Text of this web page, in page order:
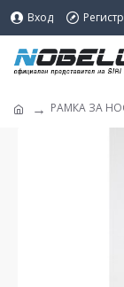
Вход
РАМКА ЗА